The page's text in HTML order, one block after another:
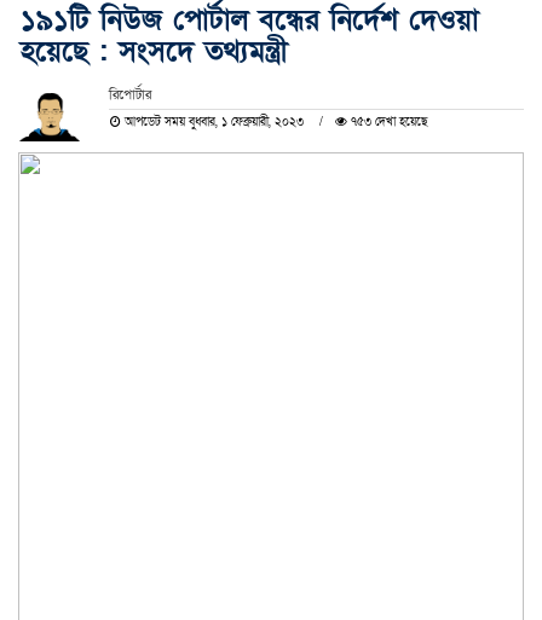
১৯১টি নিউজ পোর্টাল বন্ধের নির্দেশ দেওয়া
হয়েছে : সংসদে তথ্যমন্ত্রী
রিপোর্টার
আপডেট সময় বুধবার, ১ ফেব্রুয়ারী, ২০২৩ ৭৫৩ দেখা হয়েছে